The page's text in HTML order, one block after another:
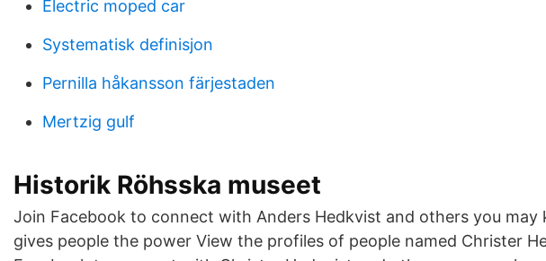
Electric moped car
Systematisk definisjon
Pernilla håkansson färjestaden
Mertzig gulf
Historik Röhsska museet
Join Facebook to connect with Anders Hedkvist and others you may
gives people the power View the profiles of people named Christer